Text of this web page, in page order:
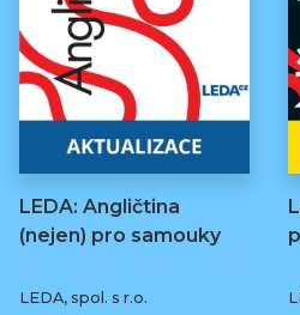
LEDA: Angličtina
(nejen) pro samouky
LEDA, spol. s r.o.